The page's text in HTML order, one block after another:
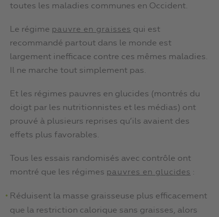
toutes les maladies communes en Occident.
Le régime pauvre en graisses qui est
recommandé partout dans le monde est
largement inefficace contre ces mêmes maladies.
Il ne marche tout simplement pas.
Et les régimes pauvres en glucides (montrés du
doigt par les nutritionnistes et les médias) ont
prouvé à plusieurs reprises qu’ils avaient des
effets plus favorables.
Tous les essais randomisés avec contrôle ont
montré que les régimes pauvres en glucides :
Réduisent la masse graisseuse plus efficacement
que la restriction calorique sans graisses, alors